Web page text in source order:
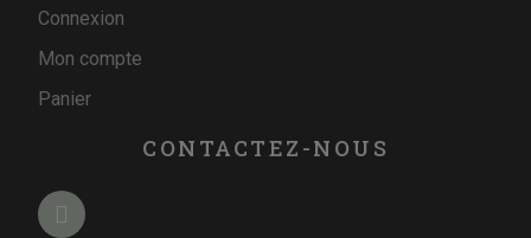
Connexion
Mon compte
Panier
CONTACTEZ-NOUS